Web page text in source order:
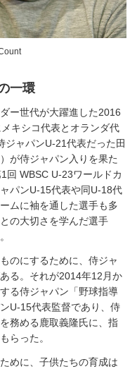
一環
ー世代が大躍進した2016
キシコ代表とオランダ代
ジャパンU-21代表だった田
が侍ジャパン入りを果た
回 WBSC U-23ワールドカ
パンU-15代表や同U-18代
ムに袖を通した選手も多
の大切さを学んだ選手
のにするために、侍ジャ
る。それが2014年12月か
る侍ジャパン「野球指導
U-15代表監督であり、侍
務める鹿取義隆氏に、指
らった。
めに、子供たちの育成は